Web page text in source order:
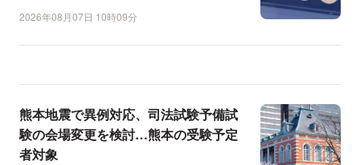
2026年08月07日 10時09分
熊本地震で異例対応、司法試験予備試
験の会場変更を検討…熊本の受験予定
者対象